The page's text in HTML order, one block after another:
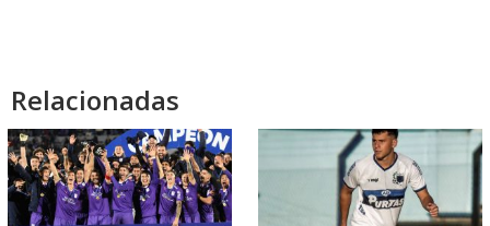
Relacionadas